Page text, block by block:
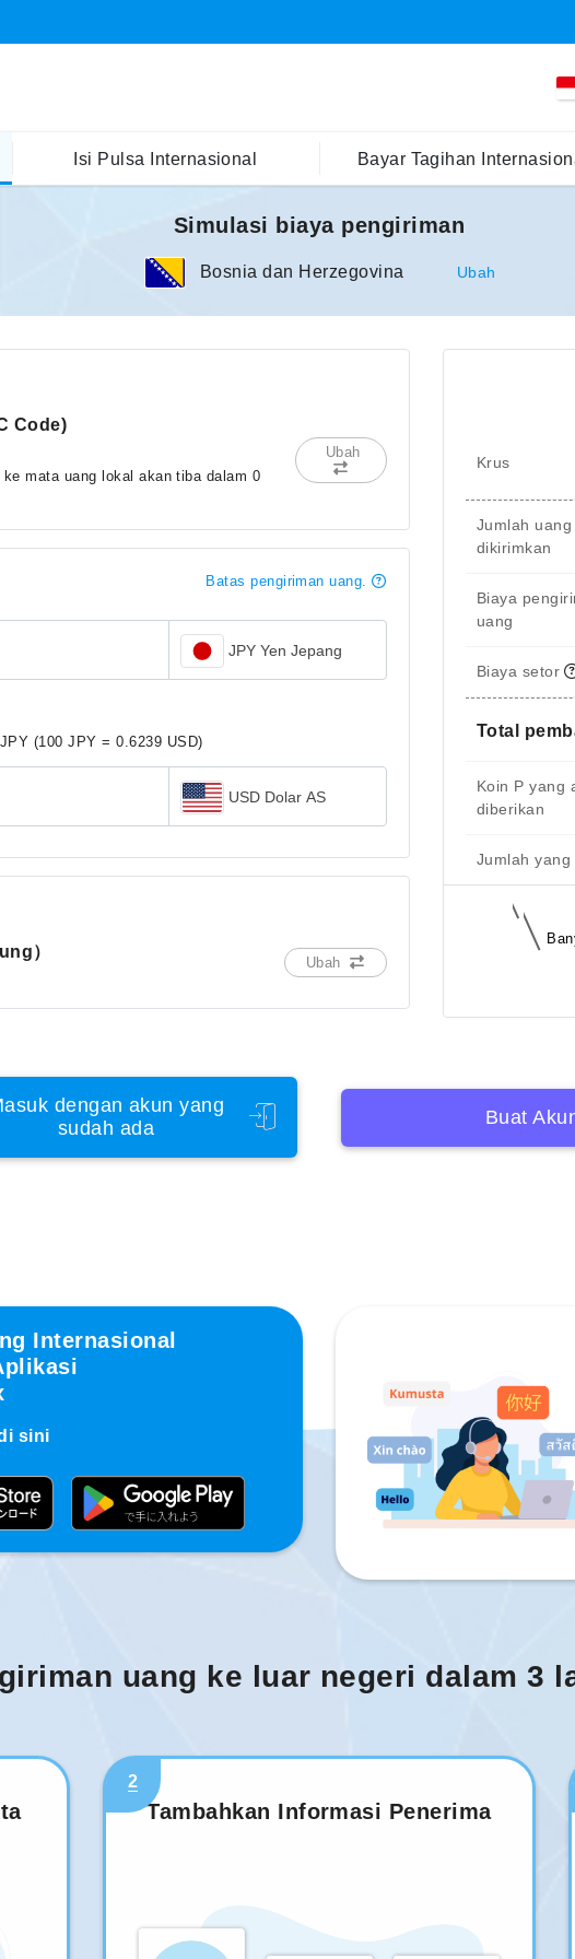
Isi Pulsa Internasional Bayar Tagihan
Simulasi biaya pengiriman
Bosnia dan Herzegovina Ubah
Code)
mata uang lokal akan tiba dalam 0
Ubah
Batas pengiriman uang.
JPY Yen Jepang
(100 JPY = 0.6239 USD)
USD Dolar AS
）
Ubah
Krus
Jumlah uang
dikirimkan
Biaya
uang
Biaya setor
Total
Koin P yang
diberikan
Jumlah yang
dengan akun yang
sudah ada
Buat
Internasional
sini
uang ke luar negeri dalam 3
2
Tambahkan Informasi Penerima